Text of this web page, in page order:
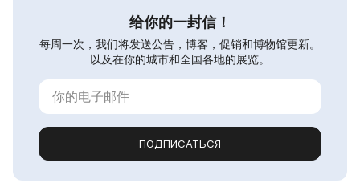
给你的一封信！
每周一次，我们将发送公告，博客，促销和博物馆更新。
以及在你的城市和全国各地的展览。
ПОДПИСАТЬСЯ